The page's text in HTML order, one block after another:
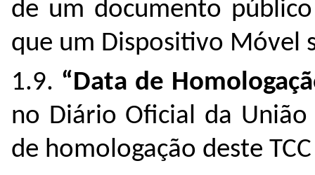
de um documento
que um Dispositivo Móvel
1.9. “Data de
no Diário Oficial da
de homologação deste